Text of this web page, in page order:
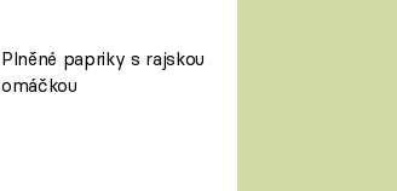
Plněné papriky s rajskou
omáčkou